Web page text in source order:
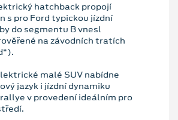
hatchback propojí
s pro Ford typickou jízdní
do segmentu B vnesl
na závodních tratích
malé SUV nabídne
jazyk i jízdní dynamiku
v provedení ideálním pro